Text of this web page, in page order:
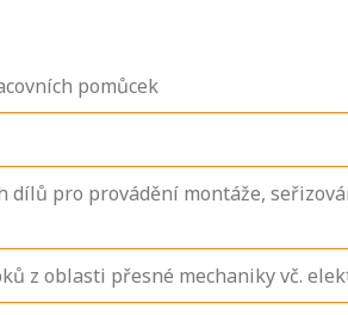
pomůcek
dílů pro provádění montáže,
z oblasti přesné mechaniky vč.